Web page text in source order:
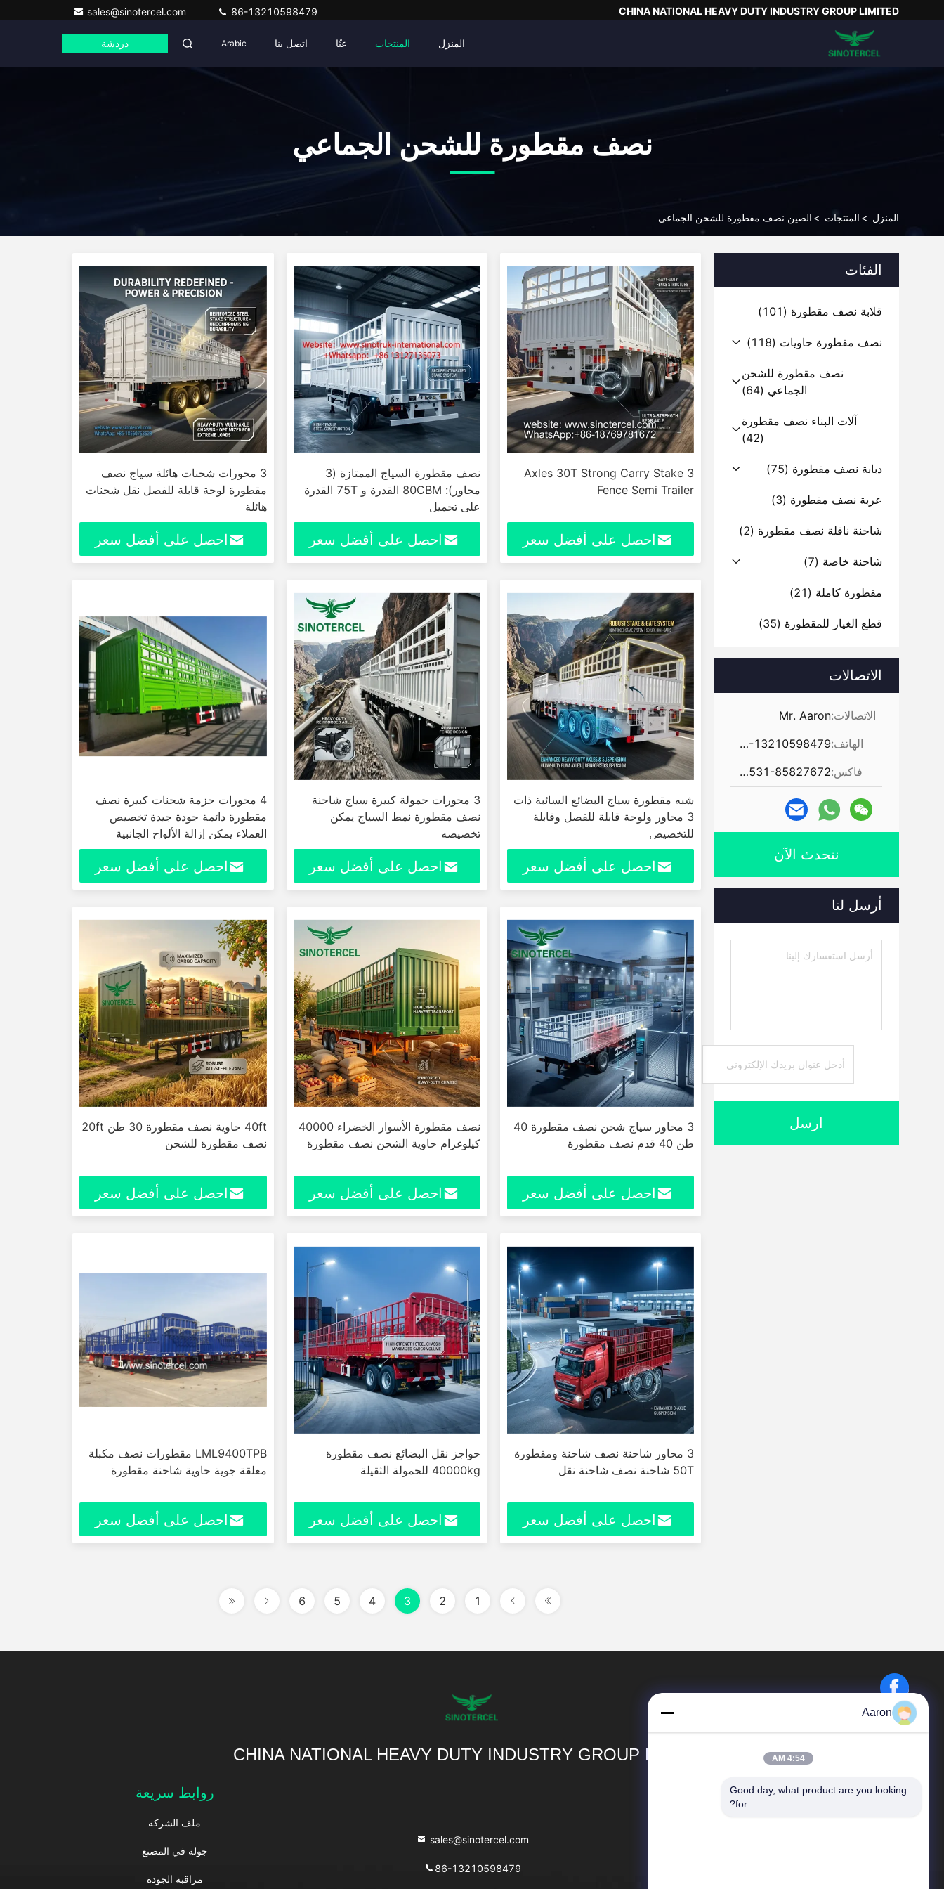
CHINA NATIONAL HEAVY DUTY INDUSTRY GROUP LIMITED
sales@sinotercel.com 86-13210598479
المنزل المنتجات عنّا اتصل بنا Arabic دردشة
نصف مقطورة للشحن الجماعي
المنزل > المنتجات > الصين نصف مقطورة للشحن الجماعي
الفئات
قلابة نصف مقطورة (101)
نصف مقطورة حاويات (118)
نصف مقطورة للشحن
الجماعي (64)
آلات البناء نصف مقطورة
(42)
دبابة نصف مقطورة (75)
عربة نصف مقطورة (3)
شاحنة ناقلة نصف مقطورة (2)
شاحنة خاصة (7)
مقطورة كاملة (21)
قطع الغيار للمقطورة (35)
الاتصالات
الاتصالات:Mr. Aaron
الهاتف:
86-13210598479
فاكس:
86-531-85827672
نتحدث الآن
أرسل لنا
ارسل
3 Axles 30T Strong Carry Stake
Fence Semi Trailer
احصل على أفضل سعر
نصف مقطورة السياج الممتازة (3
محاور): 80CBM القدرة و 75T القدرة
على تحميل
احصل على أفضل سعر
3 محورات شحنات هائلة سياج نصف
مقطورة لوحة قابلة للفصل نقل شحنات
هائلة
احصل على أفضل سعر
شبه مقطورة سياج البضائع السائبة ذات
3 محاور ولوحة قابلة للفصل وقابلة
للتخصيص
احصل على أفضل سعر
3 محورات حمولة كبيرة سياج شاحنة
نصف مقطورة نمط السياج يمكن
تخصيصه
احصل على أفضل سعر
4 محورات حزمة شحنات كبيرة نصف
مقطورة دائمة جودة جيدة تخصيص
العملاء يمكن إزالة الألواح الجانبية
احصل على أفضل سعر
3 محاور سياج شحن نصف مقطورة 40
طن 40 قدم نصف مقطورة
احصل على أفضل سعر
نصف مقطورة الأسوار الخضراء 40000
كيلوغرام حاوية الشحن نصف مقطورة
احصل على أفضل سعر
40ft حاوية نصف مقطورة 30 طن 20ft
نصف مقطورة للشحن
احصل على أفضل سعر
3 محاور شاحنة نصف شاحنة ومقطورة
50T شاحنة نصف شاحنة نقل
احصل على أفضل سعر
حواجز نقل البضائع نصف مقطورة
40000kg للحمولة الثقيلة
احصل على أفضل سعر
LML9400TPB مقطورات نصف مكبلة
معلقة جوية حاوية شاحنة مقطورة
احصل على أفضل سعر
1
2
3
4
5
6
CHINA NATIONAL HEAVY DUTY INDUSTRY GROUP LIMITED
المنتجات
sales@sinotercel.com
86-13210598479
روابط سريعة
ملف الشركة
جولة في المصنع
مراقبة الجودة
Aaron
4:54 AM
Good day, what product are you looking
for?